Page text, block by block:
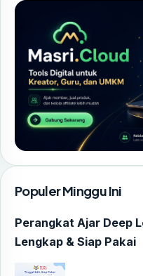
Populer Minggu Ini
Perangkat Ajar Deep
Lengkap & Siap Pakai